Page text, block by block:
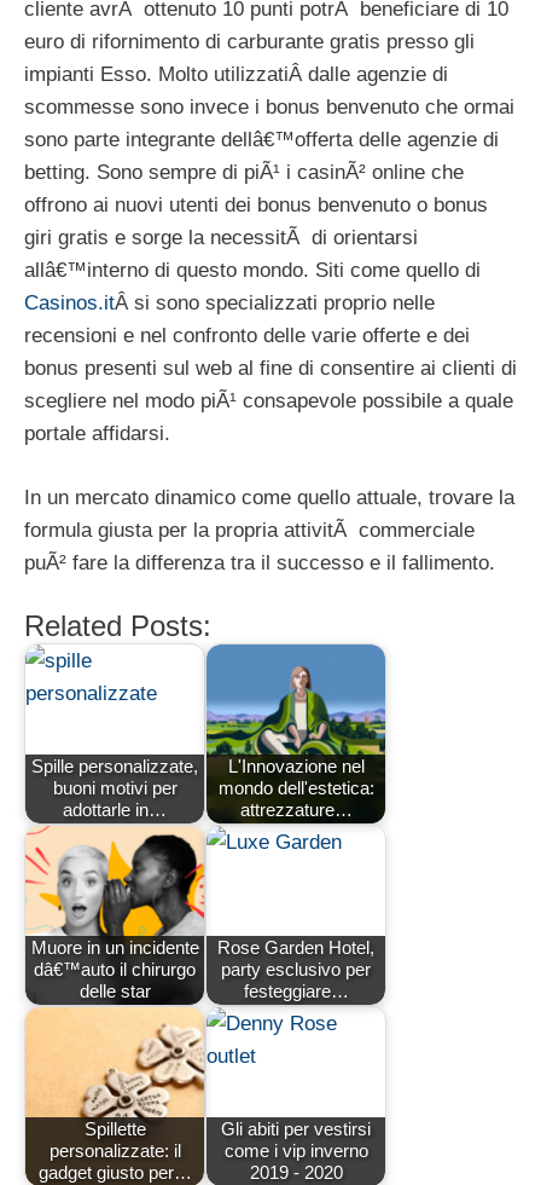
cliente avrÃ ottenuto 10 punti potrÃ beneficiare di 10
euro di rifornimento di carburante gratis presso gli
impianti Esso. Molto utilizzatiÂ dalle agenzie di
scommesse sono invece i bonus benvenuto che ormai
sono parte integrante dellâ€™offerta delle agenzie di
betting. Sono sempre di piÃ¹ i casinÃ² online che
offrono ai nuovi utenti dei bonus benvenuto o bonus
giri gratis e sorge la necessitÃ di orientarsi
allâ€™interno di questo mondo. Siti come quello di
Casinos.itÂ si sono specializzati proprio nelle
recensioni e nel confronto delle varie offerte e dei
bonus presenti sul web al fine di consentire ai clienti di
scegliere nel modo piÃ¹ consapevole possibile a quale
portale affidarsi.
In un mercato dinamico come quello attuale, trovare la
formula giusta per la propria attivitÃ commerciale
puÃ² fare la differenza tra il successo e il fallimento.
Related Posts:
Spille personalizzate,
buoni motivi per
adottarle in…
L'Innovazione nel
mondo dell'estetica:
attrezzature…
Muore in un incidente
dâ€™auto il chirurgo
delle star
Rose Garden Hotel,
party esclusivo per
festeggiare…
Spillette
personalizzate: il
gadget giusto per…
Gli abiti per vestirsi
come i vip inverno
2019 - 2020